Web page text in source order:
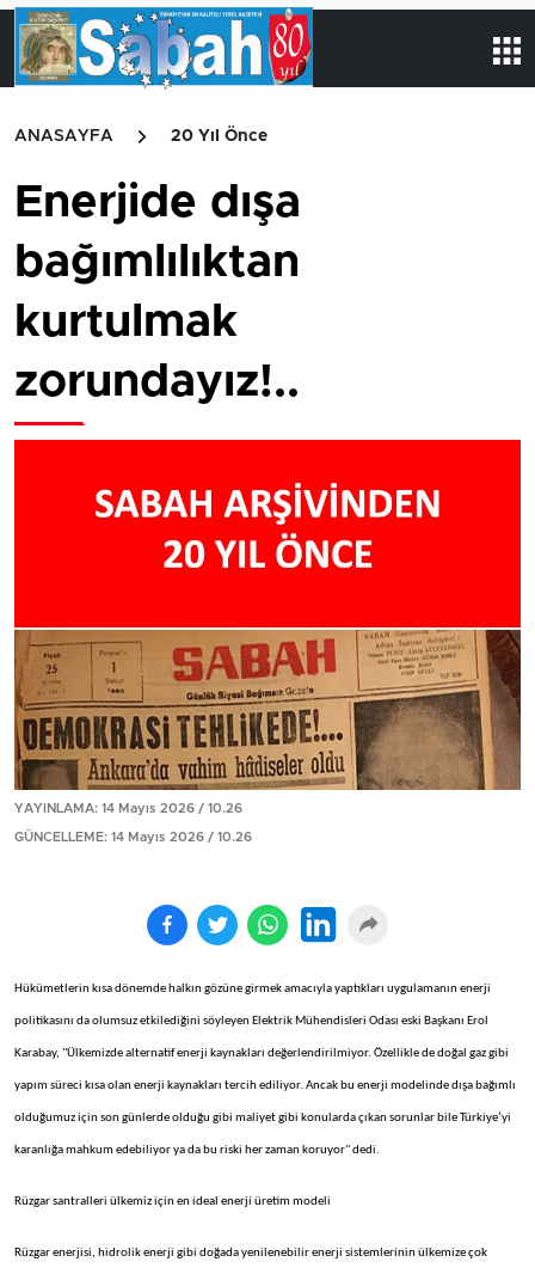
ANASAYFA 20 Yıl Önce
Enerjide dışa
bağımlılıktan
kurtulmak
zorundayız!..
YAYINLAMA: 14 Mayıs 2026 / 10.26
GÜNCELLEME: 14 Mayıs 2026 / 10.26
Hükümetlerin kısa dönemde halkın gözüne girmek amacıyla yaptıkları uygulamanın enerji
politikasını da olumsuz etkilediğini söyleyen Elektrik Mühendisleri Odası eski Başkanı Erol
Karabay, "Ülkemizde alternatif enerji kaynakları değerlendirilmiyor. Özellikle de doğal gaz gibi
yapım süreci kısa olan enerji kaynakları tercih ediliyor. Ancak bu enerji modelinde dışa bağımlı
olduğumuz için son günlerde olduğu gibi maliyet gibi konularda çıkan sorunlar bile Türkiye’yi
karanlığa mahkum edebiliyor ya da bu riski her zaman koruyor" dedi.
Rüzgar santralleri ülkemiz için en ideal enerji üretim modeli
Rüzgar enerjisi, hidrolik enerji gibi doğada yenilenebilir enerji sistemlerinin ülkemize çok